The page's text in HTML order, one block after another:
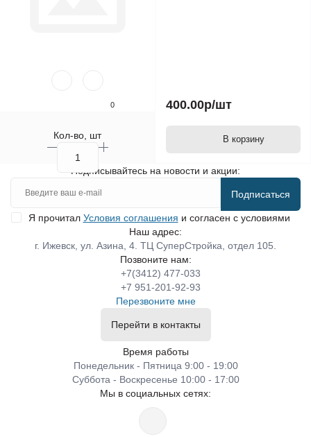
0
Кол-во, шт
400.00р/шт
В корзину
Подписывайтесь на новости и акции:
Подписаться
Я прочитал Условия соглашения и согласен с условиями
Наш адрес:
г. Ижевск, ул. Азина, 4. ТЦ СуперСтройка, отдел 105.
Позвоните нам:
+7(3412) 477-033
+7 951-201-92-93
Перезвоните мне
Перейти в контакты
Время работы
Понедельник - Пятница 9:00 - 19:00
Суббота - Воскресенье 10:00 - 17:00
Мы в социальных сетях: